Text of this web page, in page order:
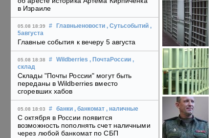
в Израиле
05.08 18:39 # Главныеновости , Сутьсобытий ,
5августа
Главные события к вечеру 5 августа
05.08 18:38 # Wildberries , ПочтаРоссии ,
склад
Склады "Почты России" могут быть
переданы в Wildberries вместо
сгоревших хабов
05.08 18:03 # банки , банкомат , наличные
С октября в России появится
возможность пополнять счет наличными
через любой банкомат по СБП